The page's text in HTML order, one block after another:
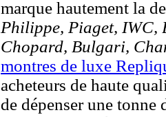
marque hautement la
Philippe, Piaget, IWC,
Chopard, Bulgari,
montres de luxe
acheteurs de haute
de dépenser une